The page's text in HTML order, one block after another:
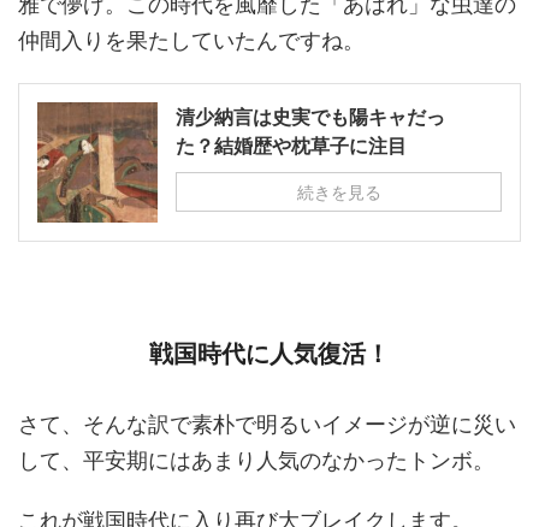
仲間入りを果たしていたんですね。
清少納言は史実でも陽キャだっ
た？結婚歴や枕草子に注目
続きを見る
戦国時代に人気復活！
さて、そんな訳で素朴で明るいイメージが逆に災い
して、平安期にはあまり人気のなかったトンボ。
これが戦国時代に入り再び大ブレイクします。